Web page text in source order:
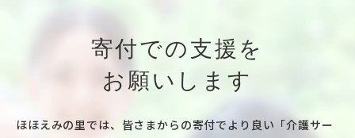
この投稿をInstagramで見る
寄付での支援を
お願いします
ほほえみの里では、皆さまからの寄付でより良い「介護サー